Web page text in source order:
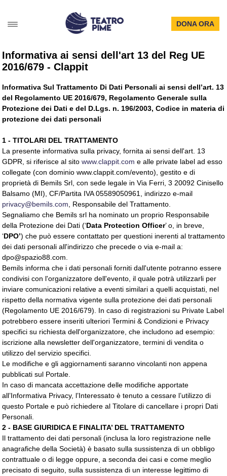
DONA ORA
Informativa ai sensi dell'art 13 del Reg UE
2016/679 - Clappit
Informativa Sul Trattamento Di Dati Personali ai sensi dell’art. 13
del Regolamento UE 2016/679, Regolamento Generale sulla
Protezione dei Dati e del D.Lgs. n. 196/2003, Codice in materia di
protezione dei dati personali
1 - TITOLARI DEL TRATTAMENTO
La presente informativa sulla privacy, fornita ai sensi dell'art. 13
GDPR, si riferisce al sito www.clappit.com e alle private label ad esso
collegate (con dominio www.clappit.com/evento), gestito e di
proprietà di Bemils Srl, con sede legale in Via Ferri, 3 20092 Cinisello
Balsamo (MI), CF/Partita IVA 05589050961, indirizzo e-mail
privacy@bemils.com , Responsabile del Trattamento.
Segnaliamo che Bemils srl ha nominato un proprio Responsabile
della Protezione dei Dati (‘Data Protection Officer’ o, in breve,
‘DPO’) che può essere contattato per questioni inerenti al trattamento
dei dati personali all'indirizzo che precede o via e-mail a:
dpo@spazio88.com
Bemils informa che i dati personali forniti dall'utente potranno essere
condivisi con l'organizzatore dell'evento, il quale potrà utilizzarli per
inviare comunicazioni relative a eventi similari a quelli acquistati, nel
rispetto della normativa vigente sulla protezione dei dati personali
(Regolamento UE 2016/679). In caso di registrazioni su Private Label
potrebbero essere inseriti ulteriori Termini & Condizioni e Privacy
specifici su richiesta dell'organizzatore, che includono ad esempio:
iscrizione alla newsletter dell'organizzatore, termini di vendita o
utilizzo del servizio specifici.
Le modifiche e gli aggiornamenti saranno vincolanti non appena
pubblicati sul Portale.
In caso di mancata accettazione delle modifiche apportate
all’Informativa Privacy, l’Interessato è tenuto a cessare l’utilizzo di
questo Portale e può richiedere al Titolare di cancellare i propri Dati
Personali.
2 - BASE GIURIDICA E FINALITA’ DEL TRATTAMENTO
Il trattamento dei dati personali (inclusa la loro registrazione nelle
anagrafiche della Società) è basato sulla sussistenza di un obbligo
contrattuale o di legge oppure, a seconda dei casi e come meglio
precisato di seguito, sulla sussistenza di un interesse legittimo di